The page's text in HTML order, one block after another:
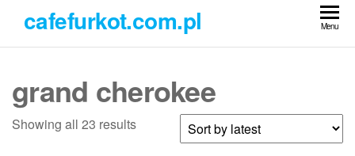
treści
cafefurkot.com.pl Menu
grand cherokee
Showing all 23 results